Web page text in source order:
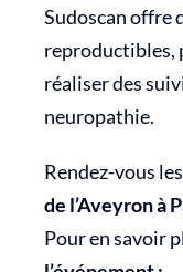
Sudoscan offre
reproductibles,
réaliser des
neuropathie.
Rendez-vous les
de l’Aveyron à
Pour en savoir